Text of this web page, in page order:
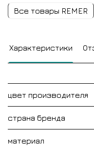
Все товары REMER
Характеристики
цвет производителя
страна бренда
материал